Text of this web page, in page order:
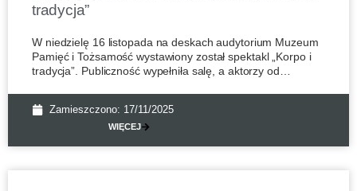
tradycja”
W niedzielę 16 listopada na deskach audytorium Muzeum
Pamięć i Tożsamość wystawiony został spektakl „Korpo i
tradycja”. Publiczność wypełniła salę, a aktorzy od
Zamieszczono: 17/11/2025
WIĘCEJ